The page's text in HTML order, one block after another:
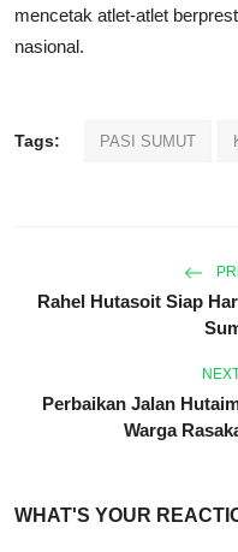
mencetak atlet-atlet
nasional.
Tags: PASI SUMUT
Rahel Hutasoit Siap
Perbaikan Jalan
Warga
WHAT'S YOUR